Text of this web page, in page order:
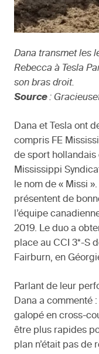
Dana transmet les
Rebecca à Tesla
son bras droit.
Source:
Dana et Tesla ont
compris FE
de sport hollandais
Mississippi
le nom de « Missi
présentent de
l’équipe
2019. Le duo a
place au CCI 3*-S
Fairburn, en
Parlant de leur
Dana a commenté
galopé en cross-
être plus rapides
plan n’était pas de